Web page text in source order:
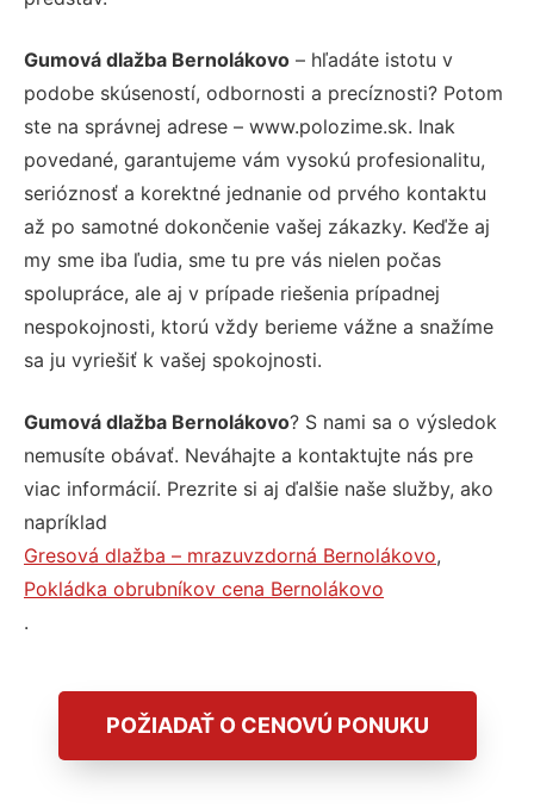
Gumová dlažba Bernolákovo – hľadáte istotu v
podobe skúseností, odbornosti a precíznosti? Potom
ste na správnej adrese – www.polozime.sk. Inak
povedané, garantujeme vám vysokú profesionalitu,
serióznosť a korektné jednanie od prvého kontaktu
až po samotné dokončenie vašej zákazky. Keďže aj
my sme iba ľudia, sme tu pre vás nielen počas
spolupráce, ale aj v prípade riešenia prípadnej
nespokojnosti, ktorú vždy berieme vážne a snažíme
sa ju vyriešiť k vašej spokojnosti.
Gumová dlažba Bernolákovo? S nami sa o výsledok
nemusíte obávať. Neváhajte a kontaktujte nás pre
viac informácií. Prezrite si aj ďalšie naše služby, ako
napríklad
Gresová dlažba – mrazuvzdorná Bernolákovo,
Pokládka obrubníkov cena Bernolákovo
.
POŽIADAŤ O CENOVÚ PONUKU